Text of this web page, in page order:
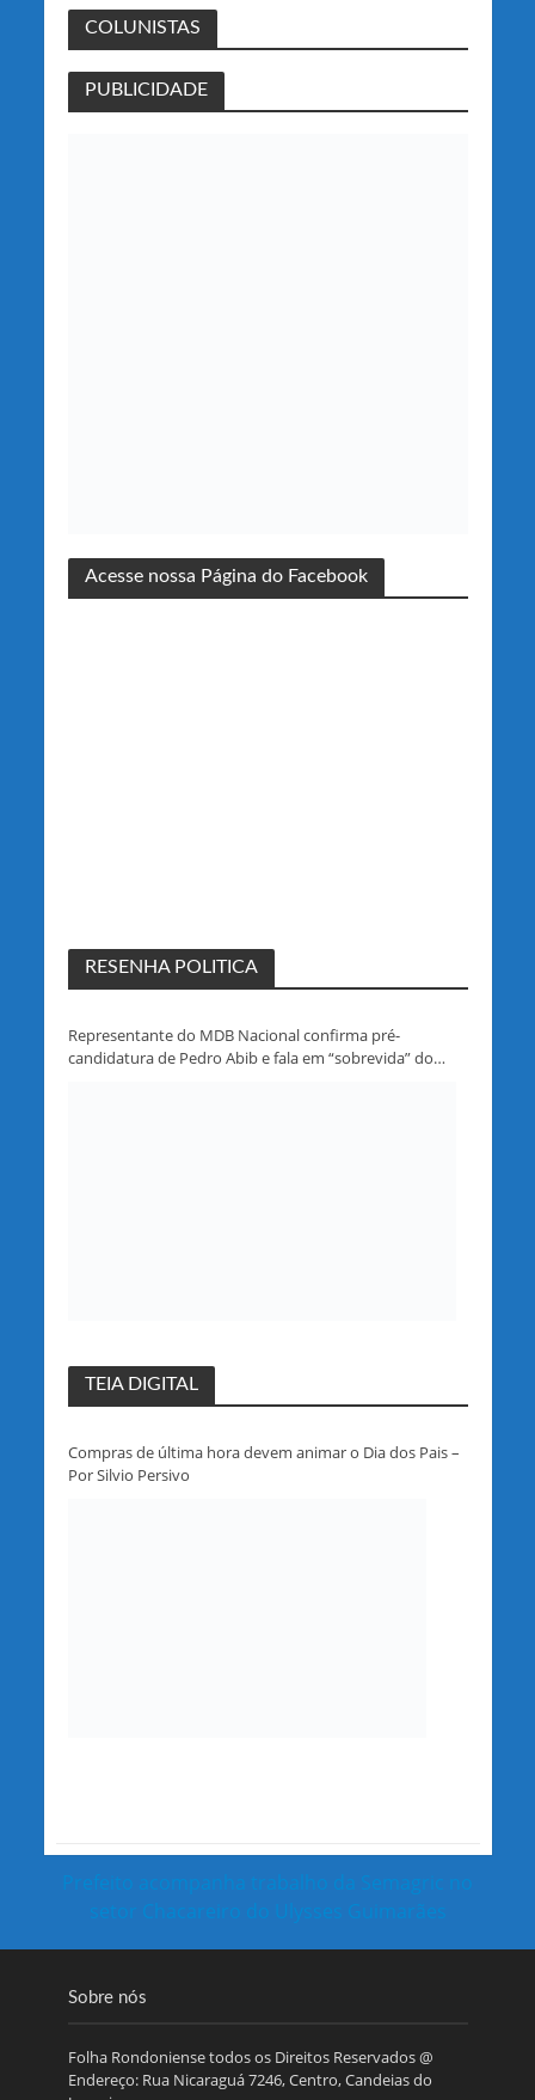
COLUNISTAS
PUBLICIDADE
Acesse nossa Página do Facebook
RESENHA POLITICA
Representante do MDB Nacional confirma pré-
candidatura de Pedro Abib e fala em “sobrevida” do
TEIA DIGITAL
Compras de última hora devem animar o Dia dos Pais –
Por Silvio Persivo
Prefeito acompanha trabalho da Semagric no
setor Chacareiro do Ulysses Guimarães
Sobre nós
Folha Rondoniense todos os Direitos Reservados @
Endereço: Rua Nicaraguá 7246, Centro, Candeias do